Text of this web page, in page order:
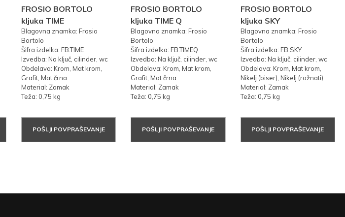
FROSIO BORTOLO
kljuka TIME
Blagovna znamka: Frosio
Bortolo
Šifra izdelka: FB.TIME
Izvedba: Na ključ, cilinder, wc
Obdelava: Krom, Mat krom,
Grafit, Mat črna
Material: Zamak
Teža: 0,75 kg
POŠLJI POVPRAŠEVANJE
FROSIO BORTOLO
kljuka TIME Q
Blagovna znamka: Frosio
Bortolo
Šifra izdelka: FB.TIMEQ
Izvedba: Na ključ, cilinder, wc
Obdelava: Krom, Mat krom,
Grafit, Mat črna
Material: Zamak
Teža: 0,75 kg
POŠLJI POVPRAŠEVANJE
FROSIO BORTOLO
kljuka SKY
Blagovna znamka: Frosio
Bortolo
Šifra izdelka: FB.SKY
Izvedba: Na ključ, cilinder, wc
Obdelava: Krom, Mat krom,
Nikelj (biser), Nikelj (rožnati)
Material: Zamak
Teža: 0,75 kg
POŠLJI POVPRAŠEVANJE